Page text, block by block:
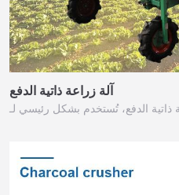
آلة زراعة ذاتية الدفع